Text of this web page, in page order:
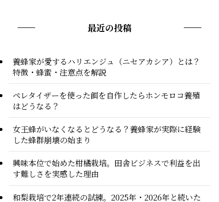
最近の投稿
養蜂家が愛するハリエンジュ（ニセアカシア）とは？
特徴・蜂蜜・注意点を解説
ペレタイザーを使った餌を自作したらホンモロコ養殖
はどうなる？
女王蜂がいなくなるとどうなる？養蜂家が実際に経験
した蜂群崩壊の始まり
興味本位で始めた柑橘栽培。田舎ビジネスで利益を出
す難しさを実感した理由
和梨栽培で2年連続の試練。2025年・2026年と続いた